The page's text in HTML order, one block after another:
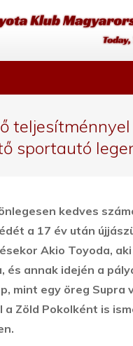
sportautó
kedves
a 17 év után
Akio Toyoda,
és annak idején a
mint egy öreg Supra
Zöld Pokolként is